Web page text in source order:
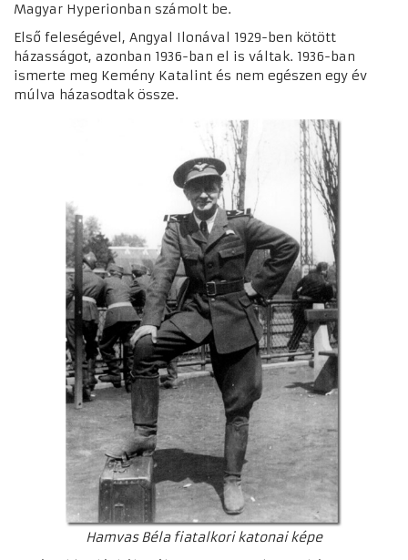
Magyar Hyperionban számolt be.
Első feleségével, Angyal Ilonával 1929-ben kötött
házasságot, azonban 1936-ban el is váltak. 1936-ban
ismerte meg Kemény Katalint és nem egészen egy év
múlva házasodtak össze.
Hamvas Béla fiatalkori katonai képe